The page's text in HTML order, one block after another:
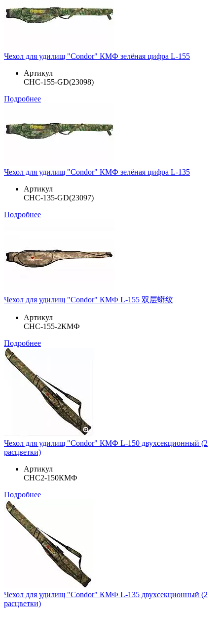
Чехол для удилищ "Condor" КМФ зелёная цифра L-155
Артикул
CHC-155-GD(23098)
Подробнее
Чехол для удилищ "Condor" КМФ зелёная цифра L-135
Артикул
CHC-135-GD(23097)
Подробнее
Чехол для удилищ "Condor" КМФ L-155 双层蟒纹
Артикул
CHC-155-2КМФ
Подробнее
Чехол для удилищ "Condor" КМФ L-150 двухсекционный (2
расцветки)
Артикул
CHC2-150КМФ
Подробнее
Чехол для удилищ "Condor" КМФ L-135 двухсекционный (2
расцветки)